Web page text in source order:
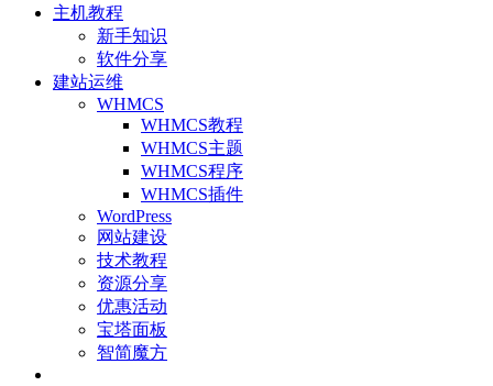
主机教程
新手知识
软件分享
建站运维
WHMCS
WHMCS教程
WHMCS主题
WHMCS程序
WHMCS插件
WordPress
网站建设
技术教程
资源分享
优惠活动
宝塔面板
智简魔方